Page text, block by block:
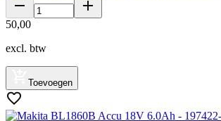
50,00
excl. btw
Toevoegen